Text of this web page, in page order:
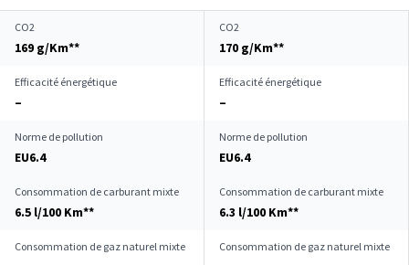
CO2
169 g/Km**
CO2
170 g/Km**
Efficacité énergétique
–
Efficacité énergétique
–
Norme de pollution
EU6.4
Norme de pollution
EU6.4
Consommation de carburant mixte
6.5 l/100 Km**
Consommation de carburant mixte
6.3 l/100 Km**
Consommation de gaz naturel mixte Consommation de gaz naturel mixte